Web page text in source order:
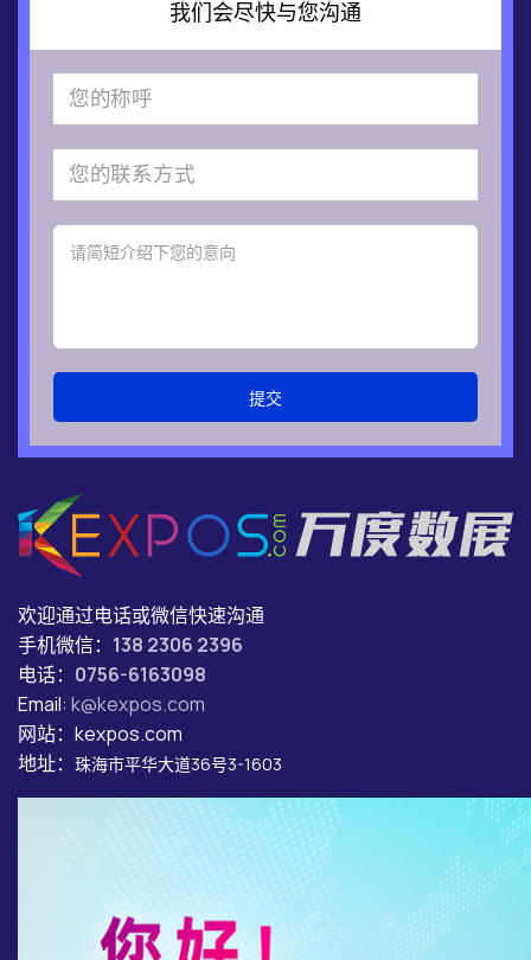
我们会尽快与您沟通
提交
欢迎通过电话或微信快速沟通
手机微信： 138 2306 2396
电话： 0756-6163098
Email: k@kexpos.com
网站：kexpos.com
地址： 珠海市平华大道36号3-1603